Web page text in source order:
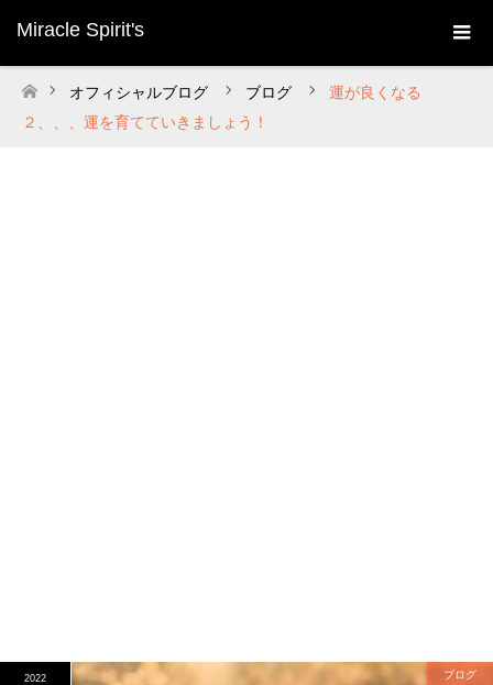
Miracle Spirit's
ホーム
オフィシャルブログ ブログ
運が良くなる
２、、、運を育てていきましょう！
2022 ブログ